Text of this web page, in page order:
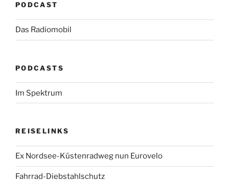
PODCAST
Das Radiomobil
PODCASTS
Im Spektrum
REISELINKS
Ex Nordsee-Küstenradweg nun Eurovelo
Fahrrad-Diebstahlschutz